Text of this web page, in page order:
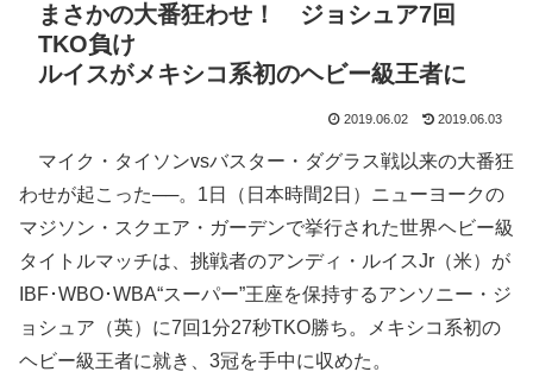
まさかの大番狂わせ！ ジョシュア7回
TKO負け
ルイスがメキシコ系初のヘビー級王者に
2019.06.02 2019.06.03
マイク・タイソンvsバスター・ダグラス戦以来の大番狂
わせが起こった──。1日（日本時間2日）ニューヨークの
マジソン・スクエア・ガーデンで挙行された世界ヘビー級
タイトルマッチは、挑戦者のアンディ・ルイスJr（米）が
IBF･WBO･WBA“スーパー”王座を保持するアンソニー・ジ
ョシュア（英）に7回1分27秒TKO勝ち。メキシコ系初の
ヘビー級王者に就き、3冠を手中に収めた。